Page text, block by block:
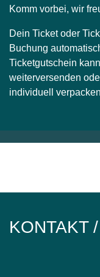
Komm vorbei, wir
Dein Ticket oder
Buchung
Ticketgutschein
weiterversenden
individuell
KONTAKT